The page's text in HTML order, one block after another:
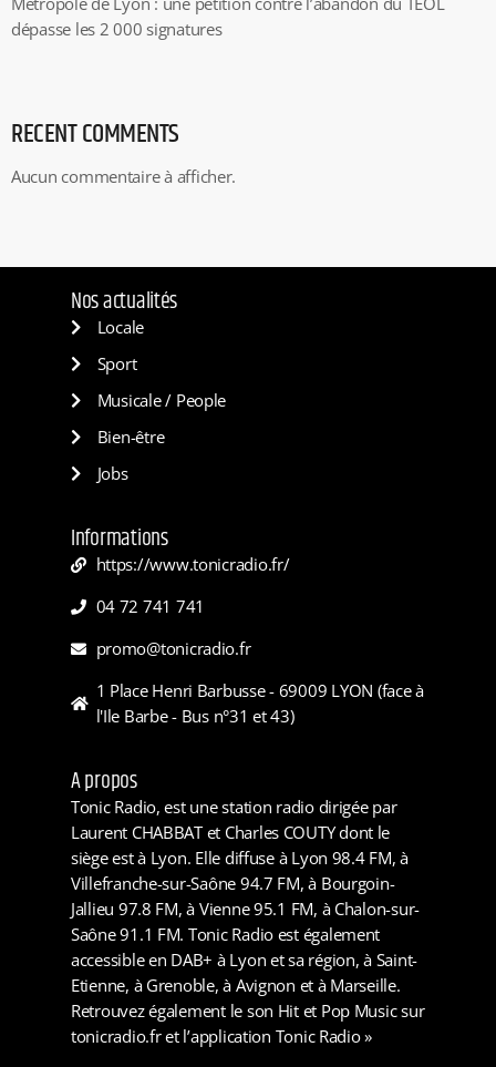
dépasse les 2 000 signatures
RECENT COMMENTS
Aucun commentaire à afficher.
Nos actualités
Locale
Sport
Musicale / People
Bien-être
Jobs
Informations
https://www.tonicradio.fr/
04 72 741 741
promo@tonicradio.fr
1 Place Henri Barbusse - 69009 LYON (face à
l'Ile Barbe - Bus n°31 et 43)
A propos
Tonic Radio, est une station radio dirigée par
Laurent CHABBAT et Charles COUTY dont le
siège est à Lyon. Elle diffuse à Lyon 98.4 FM, à
Villefranche-sur-Saône 94.7 FM, à Bourgoin-
Jallieu 97.8 FM, à Vienne 95.1 FM, à Chalon-sur-
Saône 91.1 FM. Tonic Radio est également
accessible en DAB+ à Lyon et sa région, à Saint-
Etienne, à Grenoble, à Avignon et à Marseille.
Retrouvez également le son Hit et Pop Music sur
tonicradio.fr et l’application Tonic Radio »